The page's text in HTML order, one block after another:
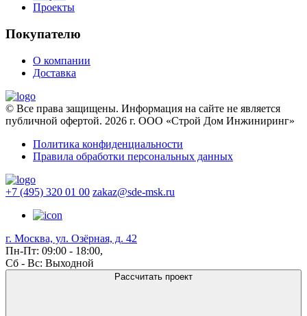
Проекты
Покупателю
О компании
Доставка
© Все права защищены. Информация на сайте не является
публичной офертой. 2026 г. ООО «Строй Дом Инжиниринг»
Политика конфиденциальности
Правила обработки персональных данных
+7 (495) 320 01 00 zakaz@sde-msk.ru
г. Москва, ул. Озёрная, д. 42
Пн-Пт: 09:00 - 18:00,
Сб - Вс: Выходной
Рассчитать проект